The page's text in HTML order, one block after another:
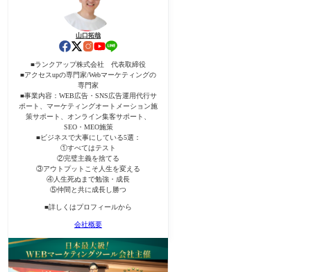
山口拓哉
■ランクアップ株式会社 代表取締役
■アクセスupの専門家/Webマーケティングの
専門家
■事業内容：WEB広告・SNS広告運用代行サ
ポート、マーケティングオートメーション施
策サポート、オンライン集客サポート、
SEO・MEO施策
■ビジネスで大事にしている5選：
①すべてはテスト
②完璧主義を捨てる
③アウトプットこそ人生を変える
④人生死ぬまで勉強・成長
⑤仲間と共に成長し勝つ
■詳しくはプロフィールから
会社概要